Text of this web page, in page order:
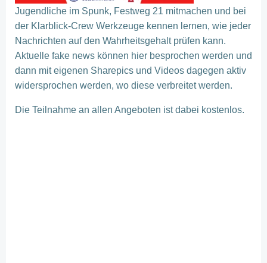
Jugendliche im Spunk, Festweg 21 mitmachen und bei
der Klarblick-Crew Werkzeuge kennen lernen, wie jeder
Nachrichten auf den Wahrheitsgehalt prüfen kann.
Aktuelle fake news können hier besprochen werden und
dann mit eigenen Sharepics und Videos dagegen aktiv
widersprochen werden, wo diese verbreitet werden.
Die Teilnahme an allen Angeboten ist dabei kostenlos.